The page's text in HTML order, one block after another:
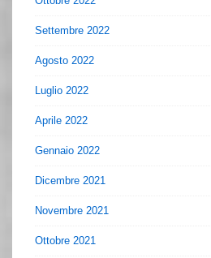
Settembre 2022
Agosto 2022
Luglio 2022
Aprile 2022
Gennaio 2022
Dicembre 2021
Novembre 2021
Ottobre 2021